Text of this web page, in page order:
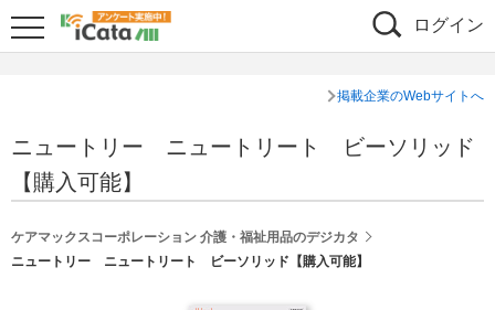
ログイン
掲載企業のWebサイトへ
ニュートリー ニュートリート ビーソリッド
【購入可能】
ケアマックスコーポレーション 介護・福祉用品のデジカタ
ニュートリー ニュートリート ビーソリッド【購入可能】